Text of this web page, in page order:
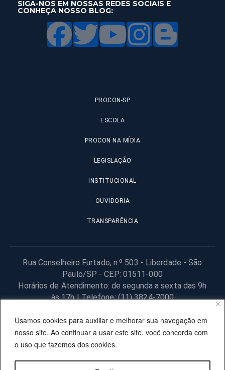
Usamos cookies para auxiliar e melhorar sua navegação em
nosso site. Ao continuar a usar este site, você concorda com
o uso que fazemos dos cookies.
SIGA-NOS EM NOSSAS REDES SOCIAIS E
CONHEÇA NOSSO BLOG:
PROCON-SP
ESCOLA
PROCON NA MÍDIA
LEGISLAÇÃO
INSTITUCIONAL
OUVIDORIA
TRANSPARÊNCIA
Rua Conselheiro Furtado, n.º 503 - Liberdade - São
Paulo/SP - CEP: 01511-000
Horários de Atendimento: de segunda a sexta das 9h
às 17h | Telefone: (11) 3824-7000
© 2025 Fundação Procon – SP – Todos os direitos reservados. |
Site desenvolvido pela PRODESP.